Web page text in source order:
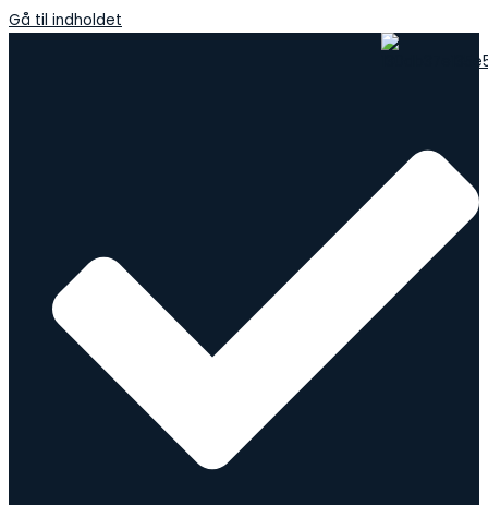
Gå til indholdet